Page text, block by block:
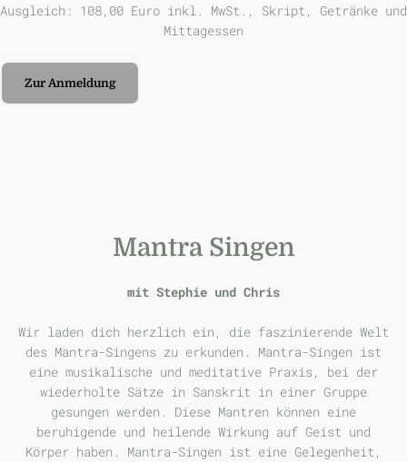
Ausgleich: 108,00 Euro inkl. MwSt., Skript, Getränke und
Mittagessen
Zur Anmeldung
Mantra Singen
mit Stephie und Chris
Wir laden dich herzlich ein, die faszinierende Welt
des Mantra-Singens zu erkunden. Mantra-Singen ist
eine musikalische und meditative Praxis, bei der
wiederholte Sätze in Sanskrit in einer Gruppe
gesungen werden. Diese Mantren können eine
beruhigende und heilende Wirkung auf Geist und
Körper haben. Mantra-Singen ist eine Gelegenheit,